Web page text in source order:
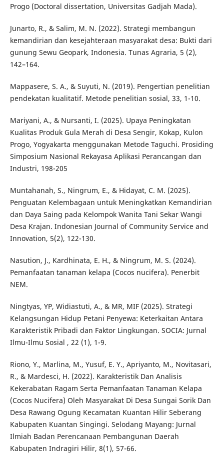
Progo (Doctoral dissertation, Universitas Gadjah Mada).
Junarto, R., & Salim, M. N. (2022). Strategi membangun
kemandirian dan kesejahteraan masyarakat desa: Bukti dari
gunung Sewu Geopark, Indonesia. Tunas Agraria, 5 (2),
142–164.
Mappasere, S. A., & Suyuti, N. (2019). Pengertian penelitian
pendekatan kualitatif. Metode penelitian sosial, 33, 1-10.
Mariyani, A., & Nursanti, I. (2025). Upaya Peningkatan
Kualitas Produk Gula Merah di Desa Sengir, Kokap, Kulon
Progo, Yogyakarta menggunakan Metode Taguchi. Prosiding
Simposium Nasional Rekayasa Aplikasi Perancangan dan
Industri, 198-205
Muntahanah, S., Ningrum, E., & Hidayat, C. M. (2025).
Penguatan Kelembagaan untuk Meningkatkan Kemandirian
dan Daya Saing pada Kelompok Wanita Tani Sekar Wangi
Desa Krajan. Indonesian Journal of Community Service and
Innovation, 5(2), 122-130.
Nasution, J., Kardhinata, E. H., & Ningrum, M. S. (2024).
Pemanfaatan tanaman kelapa (Cocos nucifera). Penerbit
NEM.
Ningtyas, YP, Widiastuti, A., & MR, MIF (2025). Strategi
Kelangsungan Hidup Petani Penyewa: Keterkaitan Antara
Karakteristik Pribadi dan Faktor Lingkungan. SOCIA: Jurnal
Ilmu-Ilmu Sosial , 22 (1), 1-9.
Riono, Y., Marlina, M., Yusuf, E. Y., Apriyanto, M., Novitasari,
R., & Mardesci, H. (2022). Karakteristik Dan Analisis
Kekerabatan Ragam Serta Pemanfaatan Tanaman Kelapa
(Cocos Nucifera) Oleh Masyarakat Di Desa Sungai Sorik Dan
Desa Rawang Ogung Kecamatan Kuantan Hilir Seberang
Kabupaten Kuantan Singingi. Selodang Mayang: Jurnal
Ilmiah Badan Perencanaan Pembangunan Daerah
Kabupaten Indragiri Hilir, 8(1), 57-66.